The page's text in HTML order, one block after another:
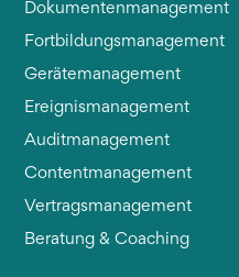
Dokumentenmanagement
Fortbildungsmanagement
Gerätemanagement
Ereignismanagement
Auditmanagement
Contentmanagement
Vertragsmanagement
Beratung & Coaching